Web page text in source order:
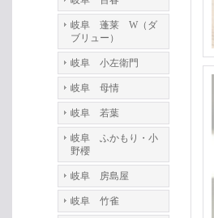
岐阜 蓬莱 W（ダ
ブリュー）
岐阜 小左衛門
岐阜 母情
岐阜 若葉
岐阜 ふかもり・小
野櫻
岐阜 房島屋
岐阜 竹雀